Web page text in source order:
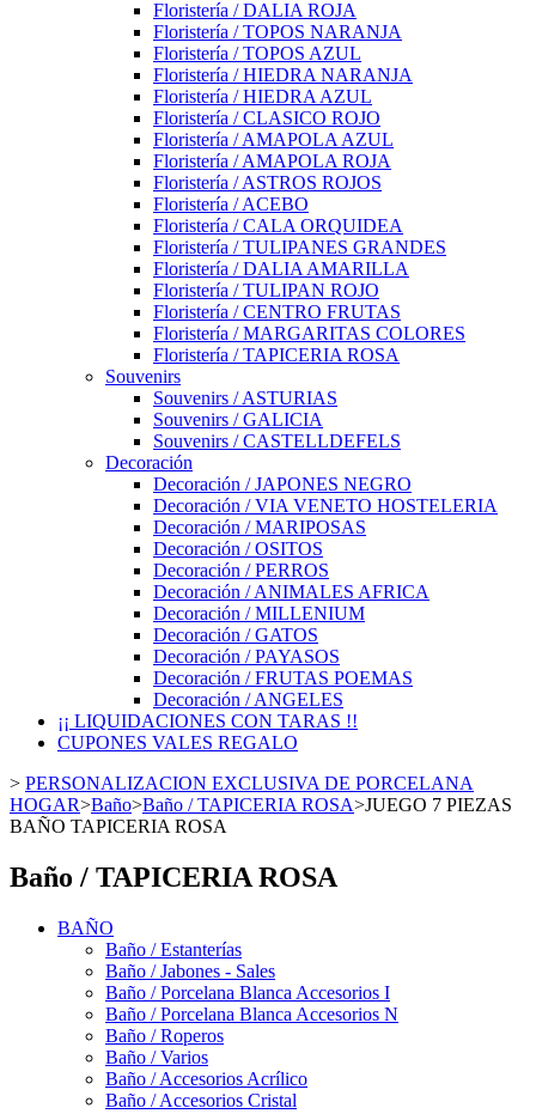
Floristería / DALIA ROJA
Floristería / TOPOS NARANJA
Floristería / TOPOS AZUL
Floristería / HIEDRA NARANJA
Floristería / HIEDRA AZUL
Floristería / CLASICO ROJO
Floristería / AMAPOLA AZUL
Floristería / AMAPOLA ROJA
Floristería / ASTROS ROJOS
Floristería / ACEBO
Floristería / CALA ORQUIDEA
Floristería / TULIPANES GRANDES
Floristería / DALIA AMARILLA
Floristería / TULIPAN ROJO
Floristería / CENTRO FRUTAS
Floristería / MARGARITAS COLORES
Floristería / TAPICERIA ROSA
Souvenirs
Souvenirs / ASTURIAS
Souvenirs / GALICIA
Souvenirs / CASTELLDEFELS
Decoración
Decoración / JAPONES NEGRO
Decoración / VIA VENETO HOSTELERIA
Decoración / MARIPOSAS
Decoración / OSITOS
Decoración / PERROS
Decoración / ANIMALES AFRICA
Decoración / MILLENIUM
Decoración / GATOS
Decoración / PAYASOS
Decoración / FRUTAS POEMAS
Decoración / ANGELES
¡¡ LIQUIDACIONES CON TARAS !!
CUPONES VALES REGALO
> PERSONALIZACION EXCLUSIVA DE PORCELANA
HOGAR>Baño>Baño / TAPICERIA ROSA>JUEGO 7 PIEZAS
BAÑO TAPICERIA ROSA
Baño / TAPICERIA ROSA
BAÑO
Baño / Estanterías
Baño / Jabones - Sales
Baño / Porcelana Blanca Accesorios I
Baño / Porcelana Blanca Accesorios N
Baño / Roperos
Baño / Varios
Baño / Accesorios Acrílico
Baño / Accesorios Cristal